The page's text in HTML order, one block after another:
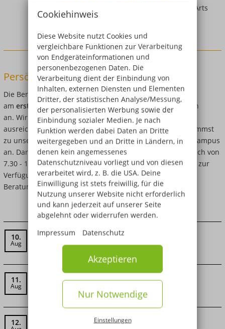
Cookiehinweis
Diese Website nutzt Cookies und
vergleichbare Funktionen zur Verarbeitung
von Endgeräteinformationen und
personenbezogenen Daten. Die
Verarbeitung dient der Einbindung von
Inhalten, externen Diensten und Elementen
Dritter, der statistischen Analyse/Messung,
der personalisierten Werbung sowie der
Einbindung sozialer Medien. Je nach
Funktion werden dabei Daten an Dritte
weitergegeben und an Dritte in Ländern, in
denen kein angemessenes
Datenschutzniveau vorliegt und von diesen
verarbeitet wird, z. B. die USA. Deine
Einwilligung ist stets freiwillig, für die
Nutzung unserer Website nicht erforderlich
und kann jederzeit auf unserer Seite
abgelehnt oder widerrufen werden.
Impressum
Datenschutz
Akzeptieren
Nur Notwendige
Einstellungen
3-jähriges Studium zur/zum Bachelor of Arts
Soziale Arbeit inkl. Berufsabschluss als
staatlich anerkannte:r Sozialarbeiter:in
Persönliche Beratung
Die Bernd-Blindow-Schulen Leipzig bieten regelmäßig
am ersten Mittwoch des Monats
Ausbildungsberatungen
an. Wir freuen uns über eine Voranmeldung, damit wir
ausreichend Zeit für Dich einplanen können. Oder Du kommst
zu unserenTagen der offenen Türund schaust Dir den Campus
an. Darüber hinaus steht Dir unser Hauptsekretariat täglich von
7.30 - 16.00 Uhr für persönliche oder telefonische Fragen zur
Verfügung. Gerne kannst Du auch einen individuellen
Beratungstermin vereinbaren.
10.
Aug
Online-Infoveranstaltung Logopädie
10.08.2026 16:30 - 18:00
11.
Aug
Online-Infoveranstaltung Ergotherapie
11.08.2026 16:30 - 18:00
12.
Online-Infoveranstaltung Pharmazie (PTA)